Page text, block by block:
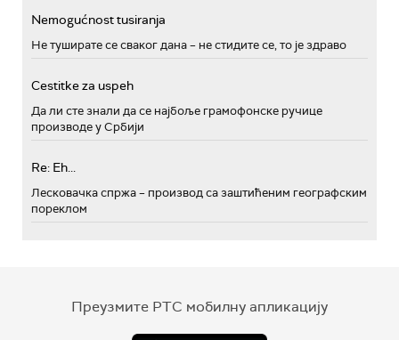
Nemogućnost tusiranja
Не туширате се сваког дана – не стидите се, то је здраво
Cestitke za uspeh
Да ли сте знали да се најбоље грамофонске ручице
производе у Србији
Re: Eh...
Лесковачка спржа – производ са заштићеним географским
пореклом
Преузмите РТС мобилну апликацију